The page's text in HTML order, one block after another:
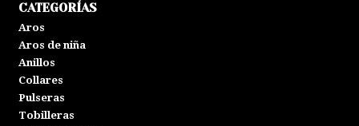
CATEGORÍAS
Aros
Aros de niña
Anillos
Collares
Pulseras
Tobilleras